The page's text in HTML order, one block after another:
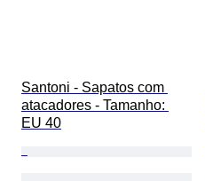
Santoni - Sapatos com
atacadores - Tamanho:
EU 40